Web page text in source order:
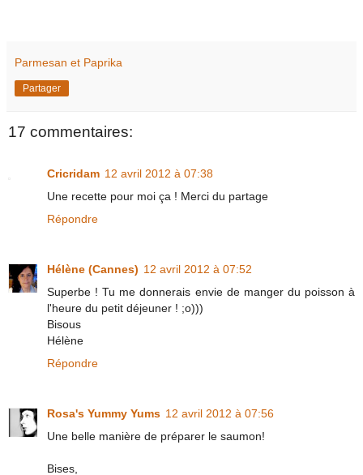
Parmesan et Paprika
Partager
17 commentaires:
Cricridam 12 avril 2012 à 07:38
Une recette pour moi ça ! Merci du partage
Répondre
Hélène (Cannes) 12 avril 2012 à 07:52
Superbe ! Tu me donnerais envie de manger du poisson à
l'heure du petit déjeuner ! ;o)))
Bisous
Hélène
Répondre
Rosa's Yummy Yums 12 avril 2012 à 07:56
Une belle manière de préparer le saumon!
Bises,